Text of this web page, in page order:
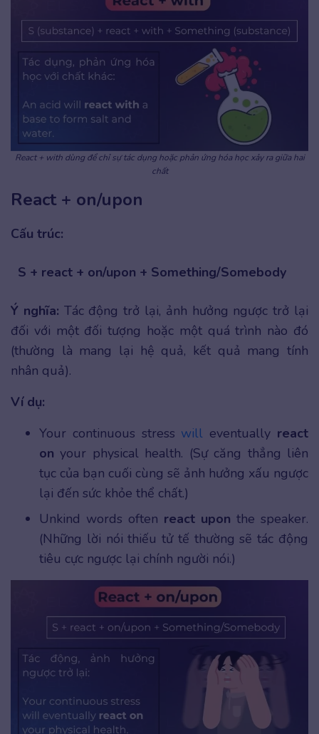
React + with dùng để chỉ sự tác dụng hoặc phản ứng hóa học xảy ra giữa hai
chất
React + on/upon
Cấu trúc:
S + react + on/upon + Something/Somebody
Ý nghĩa: Tác động trở lại, ảnh hưởng ngược trở lại
đối với một đối tượng hoặc một quá trình nào đó
(thường là mang lại hệ quả, kết quả mang tính
nhân quả).
Ví dụ:
Your continuous stress will eventually react
on your physical health. (Sự căng thẳng liên
tục của bạn cuối cùng sẽ ảnh hưởng xấu ngược
lại đến sức khỏe thể chất.)
Unkind words often react upon the speaker.
(Những lời nói thiếu tử tế thường sẽ tác động
tiêu cực ngược lại chính người nói.)